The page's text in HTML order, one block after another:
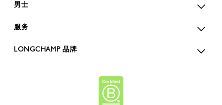
男士
服务
LONGCHAMP 品牌